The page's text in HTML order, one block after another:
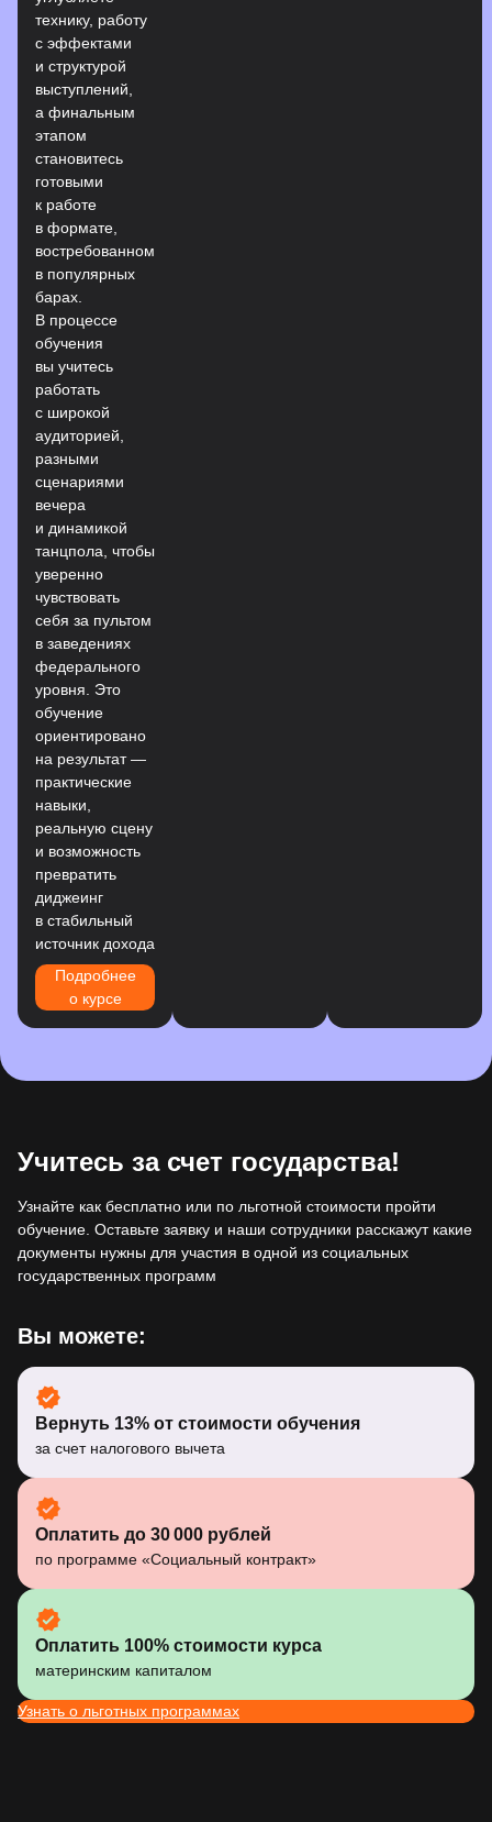
технику, работу
с эффектами
и структурой
выступлений,
а финальным
этапом
становитесь
готовыми
к работе
в формате,
востребованном
в популярных
барах.
В процессе
обучения
вы учитесь
работать
с широкой
аудиторией,
разными
сценариями
вечера
и динамикой
танцпола, чтобы
уверенно
чувствовать
себя за пультом
в заведениях
федерального
уровня. Это
обучение
ориентировано
на результат —
практические
навыки,
реальную сцену
и возможность
превратить
диджеинг
в стабильный
источник дохода
Подробнее
о курсе
Учитесь за счет государства!
Узнайте как бесплатно или по льготной стоимости пройти
обучение. Оставьте заявку и наши сотрудники расскажут какие
документы нужны для участия в одной из социальных
государственных программ
Вы можете:
Вернуть 13% от стоимости обучения
за счет налогового вычета
Оплатить до 30 000 рублей
по программе «Социальный контракт»
Оплатить 100% стоимости курса
материнским капиталом
Узнать о льготных программах